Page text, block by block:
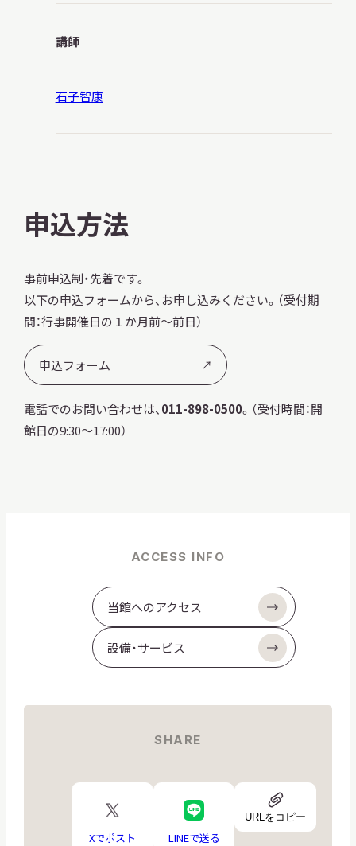
講師
石子智康
申込方法
事前申込制・先着です。
以下の申込フォームから、お申し込みください。（受付期
間：行事開催日の１か月前～前日）
申込フォーム
電話でのお問い合わせは、011-898-0500。（受付時間：開
館日の9:30～17:00）
ACCESS INFO
当館へのアクセス
設備・サービス
SHARE
X
ロ
ゴ
Xでポスト
LINE
ロ
ゴ
LINEで送る
URL
イ
URLをコピー